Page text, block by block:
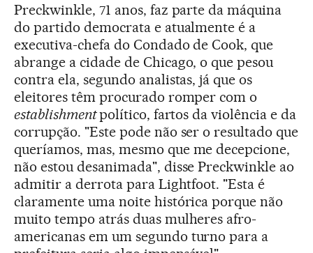
Preckwinkle, 71 anos, faz parte da máquina
do partido democrata e atualmente é a
executiva-chefa do Condado de Cook, que
abrange a cidade de Chicago, o que pesou
contra ela, segundo analistas, já que os
eleitores têm procurado romper com o
establishmentpolítico, fartos da violência e da
corrupção. "Este pode não ser o resultado que
queríamos, mas, mesmo que me decepcione,
não estou desanimada", disse Preckwinkle ao
admitir a derrota para Lightfoot. "Esta é
claramente uma noite histórica porque não
muito tempo atrás duas mulheres afro-
americanas em um segundo turno para a